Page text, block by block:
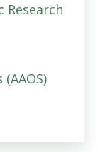
Research